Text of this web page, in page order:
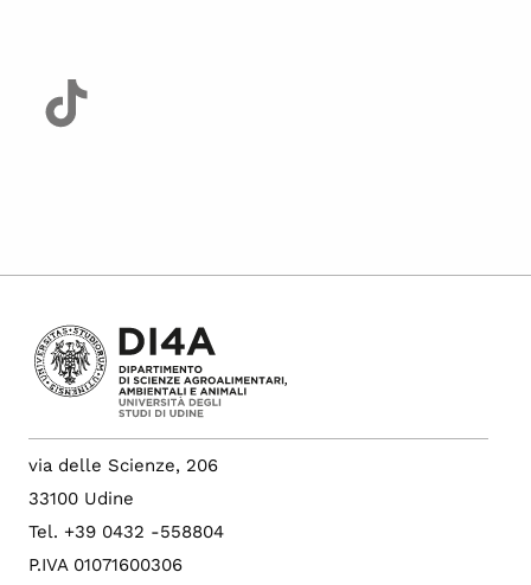
via delle Scienze, 206
33100 Udine
Tel. +39 0432 -558804
P.IVA 01071600306